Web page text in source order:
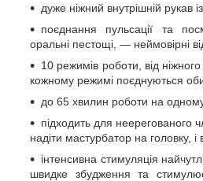
дуже ніжний внутрішній рукав
поєднання пульсації та
оральні пестощі, — неймовірні
10 режимів роботи, від
кожному режимі поєднуються
до 65 хвилин роботи на
підходить для неерегованого
надіти мастурбатор на головку, і
інтенсивна стимуляція
швидке збудження та